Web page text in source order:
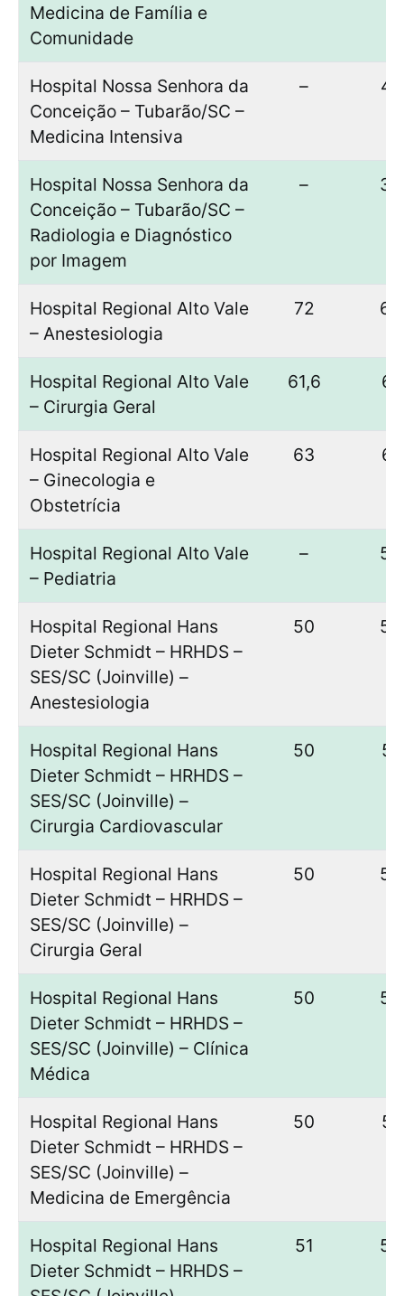
Medicina de Família e
Comunidade
Hospital Nossa Senhora da
Conceição – Tubarão/SC –
Medicina Intensiva
– 47
Hospital Nossa Senhora da
Conceição – Tubarão/SC –
Radiologia e Diagnóstico
por Imagem
– 36
Hospital Regional Alto Vale
– Anestesiologia
72 66
Hospital Regional Alto Vale
– Cirurgia Geral
61,6 61
Hospital Regional Alto Vale
– Ginecologia e
Obstetrícia
63 61
Hospital Regional Alto Vale
– Pediatria
– 53
Hospital Regional Hans
Dieter Schmidt – HRHDS –
SES/SC (Joinville) –
Anestesiologia
50 50
Hospital Regional Hans
Dieter Schmidt – HRHDS –
SES/SC (Joinville) –
Cirurgia Cardiovascular
50 51
Hospital Regional Hans
Dieter Schmidt – HRHDS –
SES/SC (Joinville) –
Cirurgia Geral
50 50
Hospital Regional Hans
Dieter Schmidt – HRHDS –
SES/SC (Joinville) – Clínica
Médica
50 50
Hospital Regional Hans
Dieter Schmidt – HRHDS –
SES/SC (Joinville) –
Medicina de Emergência
50 51
Hospital Regional Hans
Dieter Schmidt – HRHDS –
51 52